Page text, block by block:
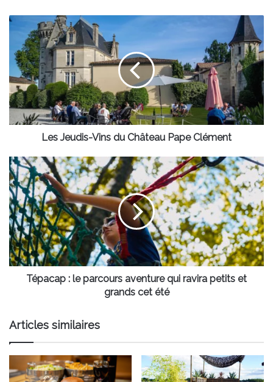
Les
Jeudis-
Vins
du
Château
Pape
Clément
Les Jeudis-Vins du Château Pape Clément
Tépacap :
le
parcours
aventure
qui
ravira
petits
et
grands
Tépacap : le parcours aventure qui ravira petits et
grands cet été
Articles similaires